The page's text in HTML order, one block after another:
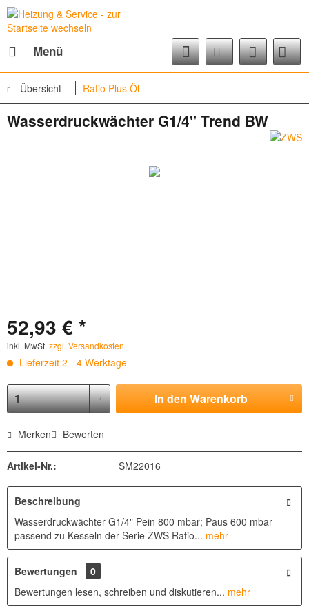
Menü
Übersicht Ratio Plus Öl
Wasserdruckwächter G1/4" Trend BW
52,93 € *
inkl. MwSt. zzgl. Versandkosten
Lieferzeit 2 - 4 Werktage
In denWarenkorb
Merken Bewerten
Artikel-Nr.: SM22016
Beschreibung
Wasserdruckwächter G1/4" Pein 800 mbar; Paus 600 mbar
passend zu Kesseln der Serie ZWS Ratio... mehr
Bewertungen
0
Bewertungen lesen, schreiben und diskutieren... mehr